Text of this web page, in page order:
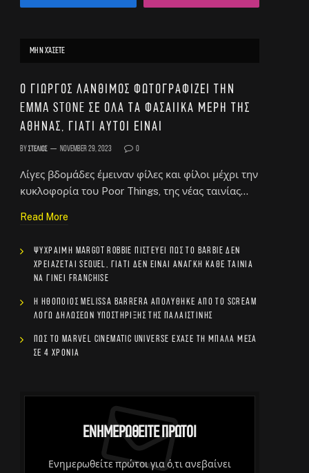
ΜΗΝ ΧΆΣΕΤΕ
Ο Γιώργος Λάνθιμος φωτογραφίζει την
Emma Stone σε όλα τα φασαίικα μέρη της
Αθήνας, γιατί αυτοί είναι
By Στέλιος November 29, 2023 0
Λίγες βδομάδες έμειναν φίλες και φίλοι μέχρι την
κυκλοφορία του Poor Things, της νέας ταινίας…
Read More
Ψύχραιμη Margot Robbie πιστεύει πως το Barbie δεν
χρειάζεται sequel, γιατί δεν είναι ανάγκη κάθε ταινία
να γίνει franchise
Η ηθοποιός Melissa Barrera απολύθηκε από το Scream
λόγω δηλώσεων υποστήριξης της Παλαιστίνης
Πώς το Marvel Cinematic Universe έχασε τη μπάλα μέσα
σε 4 χρόνια
Ενημερωθείτε Πρώτοι
Ενημερωθείτε πρώτοι για ό,τι ανεβαίνει